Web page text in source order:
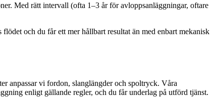
Med rätt intervall (ofta 1–3 år för avloppsanläggningar, oftare
och du får ett mer hållbart resultat än med enbart mekanisk
anpassar vi fordon, slanglängder och spoltryck. Våra
enligt gällande regler, och du får underlag på utförd tjänst.